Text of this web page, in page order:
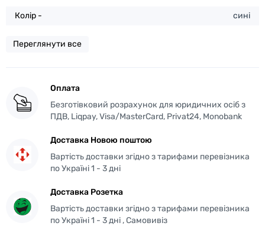
Колір - сині
Переглянути все
Оплата
Безготівковий розрахунок для юридичних осіб з
ПДВ, Liqpay, Visa/MasterCard, Privat24, Monobank
Доставка Новою поштою
Вартість доставки згідно з тарифами перевізника
по Україні 1 - 3 дні
Доставка Розетка
Вартість доставки згідно з тарифами перевізника
по Україні 1 - 3 дні , Самовивіз